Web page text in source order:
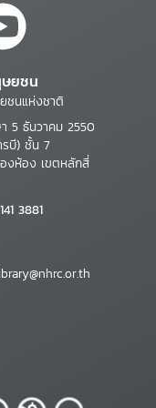
ยชน
ชนแห่งชาติ
5 ธันวาคม 2550
รบี) ชั้น 7
งห้อง เขตหลักสี่
3881